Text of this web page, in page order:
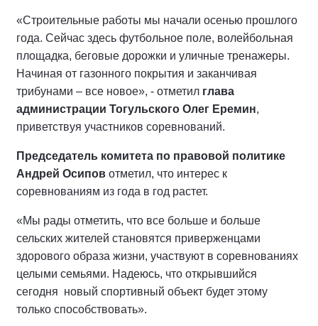
«Строительные работы мы начали осенью прошлого
года. Сейчас здесь футбольное поле, волейбольная
площадка, беговые дорожки и уличные тренажеры.
Начиная от газонного покрытия и заканчивая
трибунами – все новое», - отметил глава
администрации Тогульского Олег Еремин,
приветствуя участников соревнований.
Председатель комитета по правовой политике
Андрей Осипов отметил, что интерес к
соревнованиям из года в год растет.
«Мы рады отметить, что все больше и больше
сельских жителей становятся приверженцами
здорового образа жизни, участвуют в соревнованиях
целыми семьями. Надеюсь, что открывшийся
сегодня новый спортивный объект будет этому
только способствовать».